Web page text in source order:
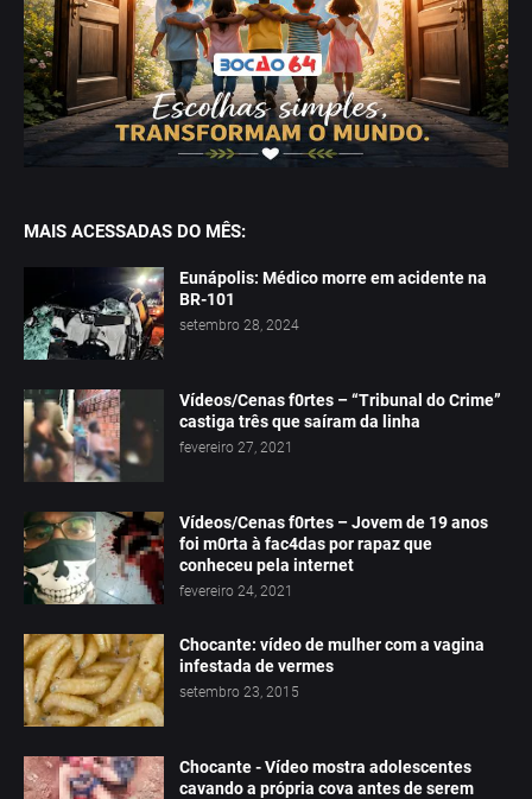
MAIS ACESSADAS DO MÊS:
Eunápolis: Médico morre em acidente na
BR-101
setembro 28, 2024
Vídeos/Cenas f0rtes – “Tribunal do Crime”
castiga três que saíram da linha
fevereiro 27, 2021
Vídeos/Cenas f0rtes – Jovem de 19 anos
foi m0rta à fac4das por rapaz que
conheceu pela internet
fevereiro 24, 2021
Chocante: vídeo de mulher com a vagina
infestada de vermes
setembro 23, 2015
Chocante - Vídeo mostra adolescentes
cavando a própria cova antes de serem